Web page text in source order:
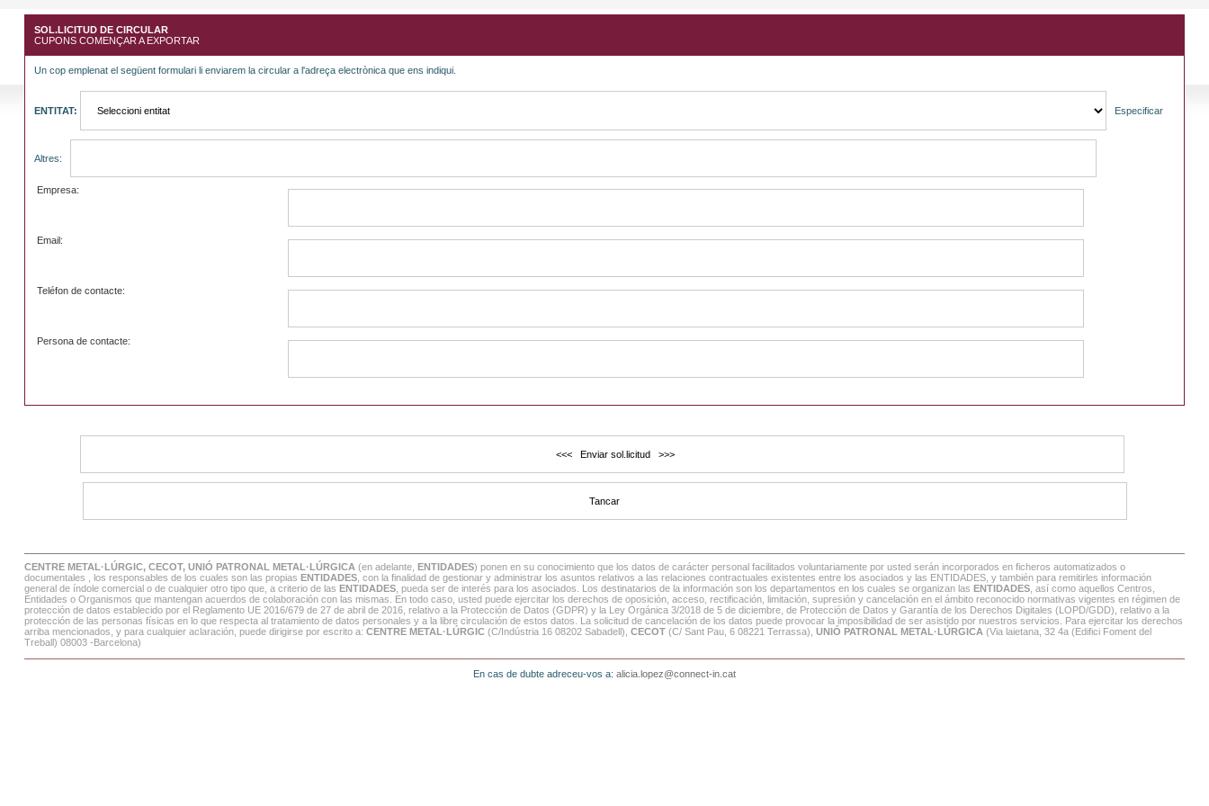
SOL.LICITUD DE CIRCULAR
CUPONS COMENÇAR A EXPORTAR
Un cop emplenat el següent formulari li enviarem la circular a l'adreça electrònica que ens indiqui.
ENTITAT: Especificar
Altres:
Empresa:
Email:
Teléfon de contacte:
Persona de contacte:
CENTRE METAL·LÚRGIC, CECOT, UNIÓ PATRONAL METAL·LÚRGICA (en adelante, ENTIDADES) ponen en su conocimiento que los datos de carácter personal facilitados voluntariamente por usted serán incorporados en ficheros automatizados o
documentales , los responsables de los cuales son las propias ENTIDADES , con la finalidad de gestionar y administrar los asuntos relativos a las relaciones contractuales existentes entre los asociados y las ENTIDADES, y también para remitirles información
general de índole comercial o de cualquier otro tipo que, a criterio de las ENTIDADES , pueda ser de interés para los asociados. Los destinatarios de la información son los departamentos en los cuales se organizan las ENTIDADES , así como aquellos Centros,
Entidades o Organismos que mantengan acuerdos de colaboración con las mismas. En todo caso, usted puede ejercitar los derechos de oposición, acceso, rectificación, limitación, supresión y cancelación en el ámbito reconocido normativas vigentes en régimen de
protección de datos establecido por el Reglamento UE 2016/679 de 27 de abril de 2016, relativo a la Protección de Datos (GDPR) y la Ley Orgánica 3/2018 de 5 de diciembre, de Protección de Datos y Garantía de los Derechos Digitales (LOPD/GDD), relativo a la
protección de las personas físicas en lo que respecta al tratamiento de datos personales y a la libre circulación de estos datos. La solicitud de cancelación de los datos puede provocar la imposibilidad de ser asistido por nuestros servicios. Para ejercitar los derechos
arriba mencionados, y para cualquier aclaración, puede dirigirse por escrito a: CENTRE METAL·LÚRGIC (C/Indústria 16 08202 Sabadell), CECOT (C/ Sant Pau, 6 08221 Terrassa), UNIÓ PATRONAL METAL·LÚRGICA (Via laietana, 32 4a (Edifici Foment del
Treball) 08003 -Barcelona)
En cas de dubte adreceu-vos a: alicia.lopez@connect-in.cat